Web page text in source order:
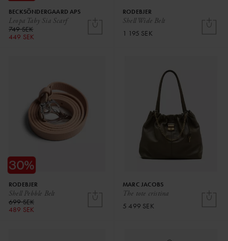
Leopa Taby Sia Scarf
BECKSÖNDERGAARD APS
749 SEK
449 SEK
Shell Wide Belt
RODEBJER
1 195 SEK
Shell Pebble Belt
RODEBJER
699 SEK
489 SEK
The tote cristina
MARC JACOBS
5 499 SEK